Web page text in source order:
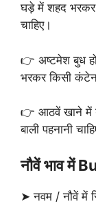
घड़े में शहद भरकर
चाहिए।
👉 अष्टमेश बुध
भरकर किसी
👉 आठवें खाने में
बाली पहनानी
नौवें भाव में
➤ नवम / नौवें में